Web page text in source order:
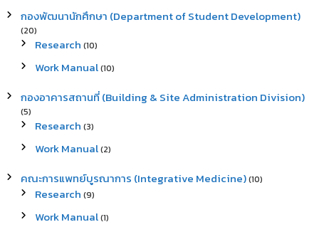
กองพัฒนานักศึกษา (Department of Student Development)
(20)
Research (10)
Work Manual(10)
กองอาคารสถานที่ (Building & Site Administration Division)
(5)
Research (3)
Work Manual(2)
คณะการแพทย์บูรณาการ (Integrative Medicine)(10)
Research (9)
Work Manual(1)